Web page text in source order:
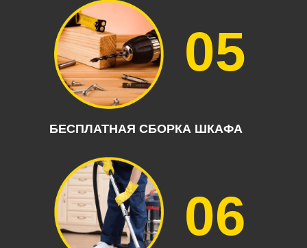
БЕСПЛАТНАЯ СБОРКА ШКАФА
05
06